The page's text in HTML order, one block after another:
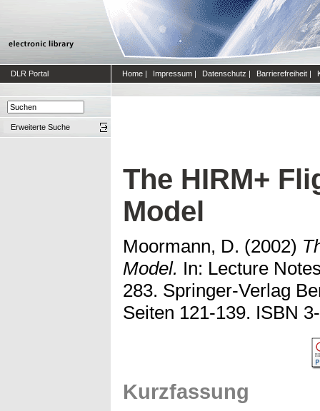
DLR Portal Home | Impressum | Datenschutz | Barrierefreiheit |
Erweiterte Suche
The HIRM+
Model
Moormann, D. (2002)
Model. In: Lecture
283. Springer-Verlag
Seiten 121-139. ISBN
Kurzfassung